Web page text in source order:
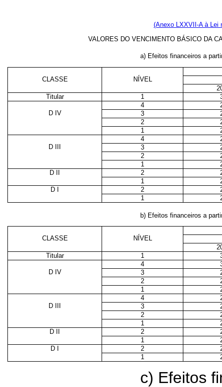
(Anexo LXXVII-A à Lei
VALORES DO VENCIMENTO BÁSICO DA
a) Efeitos financeiros a
CLASSE
NÍVEL
Titular
1
4
D IV
3
2
1
4
D III
3
2
1
D II
2
1
D I
2
1
b) Efeitos financeiros a
CLASSE
NÍVEL
Titular
1
4
D IV
3
2
1
4
D III
3
2
1
D II
2
1
D I
2
1
c) Efeitos